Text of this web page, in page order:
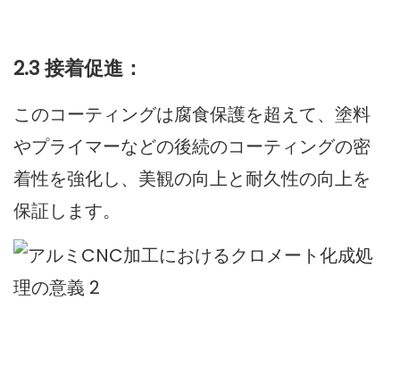
2.3 接着促進：
このコーティングは腐食保護を超えて、塗料
やプライマーなどの後続のコーティングの密
着性を強化し、美観の向上と耐久性の向上を
保証します。